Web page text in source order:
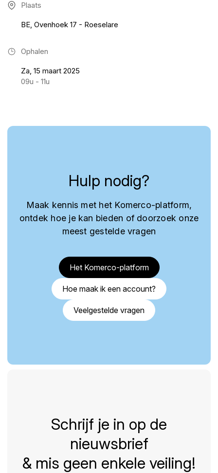
Plaats
BE, Ovenhoek 17 - Roeselare
Ophalen
Za, 15 maart 2025
09u - 11u
Hulp nodig?
Maak kennis met het Komerco-platform,
ontdek hoe je kan bieden of doorzoek onze
meest gestelde vragen
Het Komerco-platform
Hoe maak ik een account?
Veelgestelde vragen
Schrijf je in op de
nieuwsbrief
& mis geen enkele veiling!